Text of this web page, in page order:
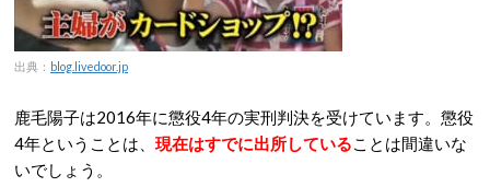
出典： blog.livedoor.jp
鹿毛陽子は2016年に懲役4年の実刑判決を受けています。懲役
4年ということは、 現在はすでに出所していることは間違いな
いでしょう。